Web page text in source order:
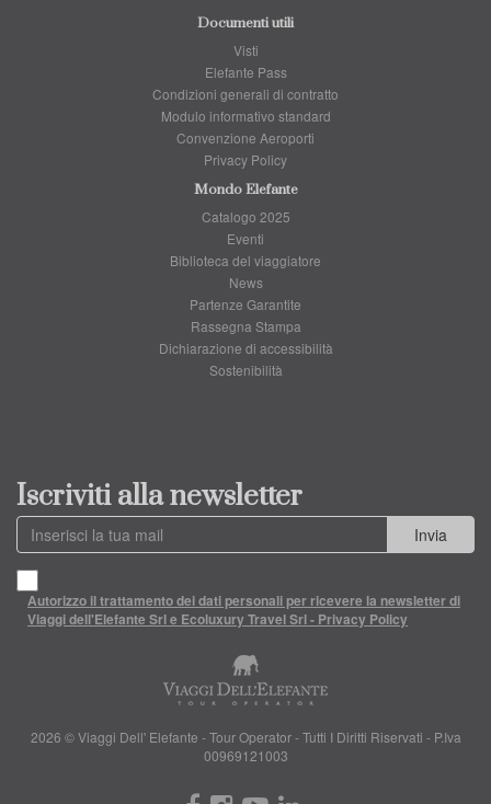
Documenti utili
Visti
Elefante Pass
Condizioni generali di contratto
Modulo informativo standard
Convenzione Aeroporti
Privacy Policy
Mondo Elefante
Catalogo 2025
Eventi
Biblioteca del viaggiatore
News
Partenze Garantite
Rassegna Stampa
Dichiarazione di accessibilità
Sostenibilità
Iscriviti alla newsletter
Invia
Autorizzo il trattamento dei dati personali per ricevere la newsletter di
Viaggi dell'Elefante Srl e Ecoluxury Travel Srl - Privacy Policy
2026 © Viaggi Dell' Elefante - Tour Operator - Tutti I Diritti Riservati - P.Iva
00969121003